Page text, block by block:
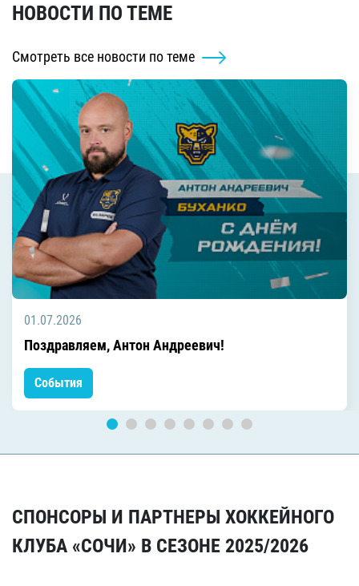
НОВОСТИ ПО ТЕМЕ
Смотреть все новости по теме
01.07.2026
Поздравляем, Антон Андреевич!
События
СПОНСОРЫ И ПАРТНЕРЫ ХОККЕЙНОГО
КЛУБА «СОЧИ» В СЕЗОНЕ 2025/2026